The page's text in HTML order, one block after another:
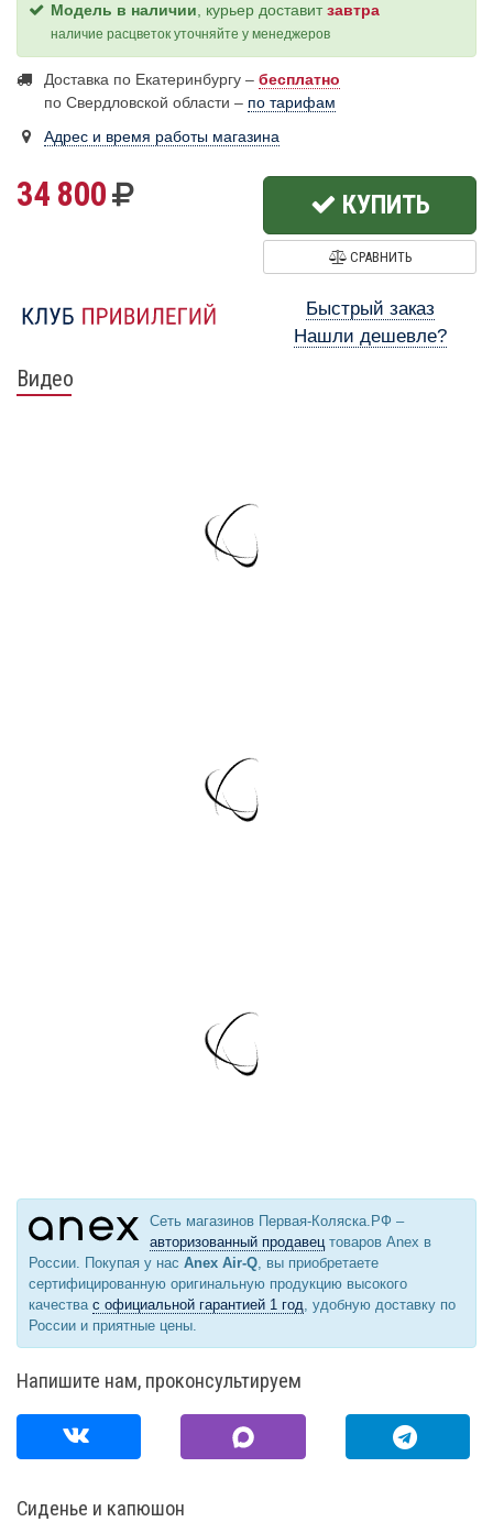
Модель в наличии , курьер доставитзавтра
наличие расцветок уточняйте у менеджеров
Доставка по Екатеринбургу – бесплатно
по Свердловской области – по тарифам
Адрес и время работы магазина
34 800 КУПИТЬ
СРАВНИТЬ
Быстрый заказ
Нашли дешевле?
Видео
Сеть магазинов Первая-Коляска.РФ –
авторизованный продавецтоваров Anex в
России. Покупая у нас Anex Air-Q, вы приобретаете
сертифицированную оригинальную продукцию высокого
качества с официальной гарантией 1 год, удобную доставку по
России и приятные цены.
Напишите нам, проконсультируем
Сиденье и капюшон